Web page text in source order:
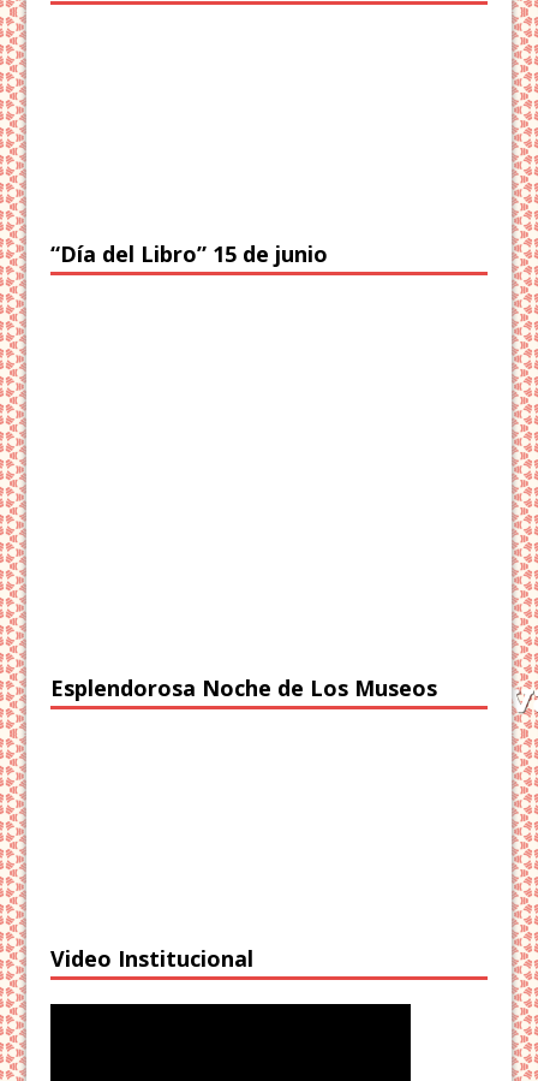
“Día del Libro” 15 de junio
Esplendorosa Noche de Los Museos
Video Institucional